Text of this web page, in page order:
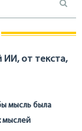
ИИ, от текста,
мысль была
мыслей